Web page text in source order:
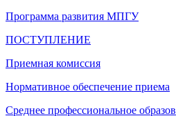
Программа развития МПГУ
ПОСТУПЛЕНИЕ
Приемная комиссия
Нормативное обеспечение приема
Среднее профессиональное